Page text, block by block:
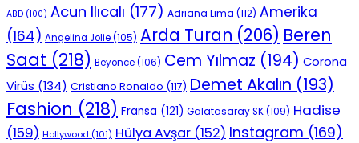
ABD (100) Acun Ilıcalı (177) Adriana Lima (112) Amerika
(164) Angelina Jolie(105) Arda Turan (206) Beren
Saat (218) Beyonce(106) Cem Yılmaz (194) Corona
Virüs (134) Cristiano Ronaldo (117) Demet Akalın (193)
Fashion (218) Fransa (121) Galatasaray SK(109) Hadise
(159) Hollywood (101) Hülya Avşar (152) Instagram (169)